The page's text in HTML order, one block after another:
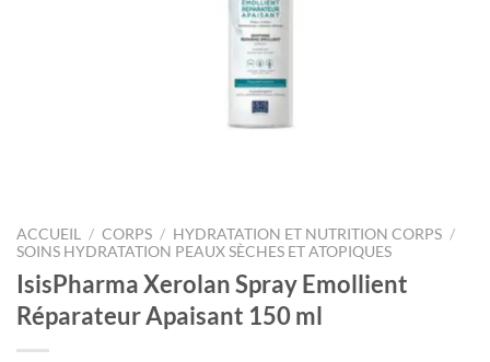
ACCUEIL / CORPS / HYDRATATION ET NUTRITION CORPS /
SOINS HYDRATATION PEAUX SÈCHES ET ATOPIQUES
IsisPharma Xerolan Spray Emollient
Réparateur Apaisant 150 ml